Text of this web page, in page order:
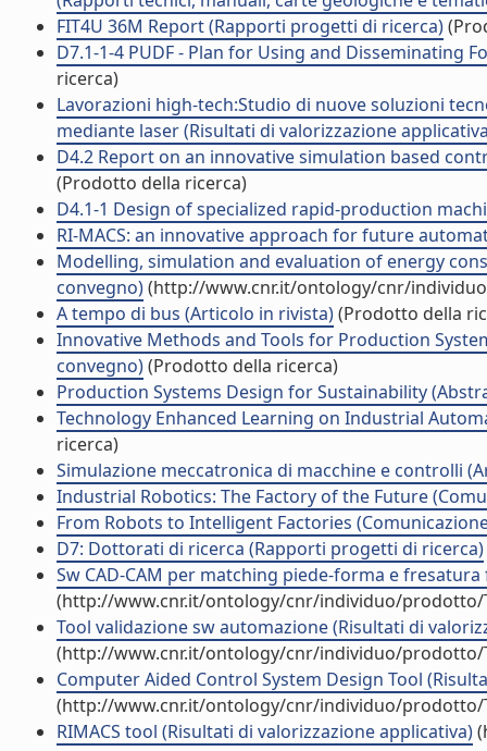
FIT4U 36M Report (Rapporti progetti di ricerca)
D7.1-1-4 PUDF - Plan for Using and Disseminating
ricerca)
Lavorazioni high-tech:Studio di nuove soluzioni
mediante laser (Risultati di valorizzazione
D4.2 Report on an innovative simulation based
(Prodotto della ricerca)
D4.1-1 Design of specialized rapid-production
RI-MACS: an innovative approach for future
Modelling, simulation and evaluation of energy
convegno)(http://www.cnr.it/ontology/cnr/
A tempo di bus (Articolo in rivista)(Prodotto della
Innovative Methods and Tools for Production
convegno)(Prodotto della ricerca)
Production Systems Design for Sustainability
Technology Enhanced Learning on Industrial
ricerca)
Simulazione meccatronica di macchine e controlli
Industrial Robotics: The Factory of the Future
From Robots to Intelligent Factories
D7: Dottorati di ricerca (Rapporti progetti di ricerca)
Sw CAD-CAM per matching piede-forma e
(http://www.cnr.it/ontology/cnr/individuo/prodotto/
Tool validazione sw automazione (Risultati di
(http://www.cnr.it/ontology/cnr/individuo/prodotto/
Computer Aided Control System Design Tool
(http://www.cnr.it/ontology/cnr/individuo/prodotto/
RIMACS tool (Risultati di valorizzazione applicativa)